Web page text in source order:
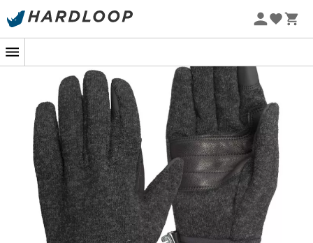
Zomeraanbiedingen 🔥 -5% EXTRA vanaf 2 producten* met
bergen en ijzige paden trotseren, zijn de
Passion Glove
vanMammuteen waardevolle bondgenoot. Deze
wandelhandschoenen
comfort te bieden, terwijl u van elk moment in de
buitenlucht kunt genieten, zelfs wanneer de
temperaturen dalen.
Gemaakt van hoogwaardige materialen, bevatten de
Passion Gloveeen PrimaLoft®-isolatie die uw handen
warm houdt zonder ze te verzwaren. De leren handpalm
zorgt voor optimale grip op uw wandelstokken of ander
materiaal, zelfs bij nat weer. Dezehandschoenenzijn de
perfecte balans tussen bescherming en
bewegingsvrijheid.